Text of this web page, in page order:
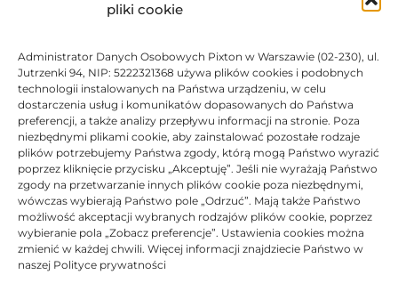
pliki cookie
Administrator Danych Osobowych Pixton w Warszawie (02-230), ul.
Jutrzenki 94, NIP: 5222321368 używa plików cookies i podobnych
technologii instalowanych na Państwa urządzeniu, w celu
dostarczenia usług i komunikatów dopasowanych do Państwa
preferencji, a także analizy przepływu informacji na stronie. Poza
niezbędnymi plikami cookie, aby zainstalować pozostałe rodzaje
plików potrzebujemy Państwa zgody, którą mogą Państwo wyrazić
poprzez kliknięcie przycisku „Akceptuję”. Jeśli nie wyrażają Państwo
zgody na przetwarzanie innych plików cookie poza niezbędnymi,
wówczas wybierają Państwo pole „Odrzuć”. Mają także Państwo
możliwość akceptacji wybranych rodzajów plików cookie, poprzez
wybieranie pola „Zobacz preferencje”. Ustawienia cookies można
zmienić w każdej chwili. Więcej informacji znajdziecie Państwo w
naszej Polityce prywatności
Toner Asarto zamiennik do
Dell 593-BBBU
Oceniono0na 5
166,36zł
Toner Asarto zamiennik do
Dell 593-BBBR
166,36zł
BRAK